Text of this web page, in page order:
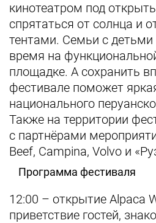
кинотеатром под
спрятаться от солнца и
тентами. Семьи с детьми
время на
площадке. А сохранить
фестивале поможет
национального
Также на территории
с партнёрами
Beef, Campina, Volvo и
Программа фестиваля
12:00 – открытие Alpaca
приветствие гостей,